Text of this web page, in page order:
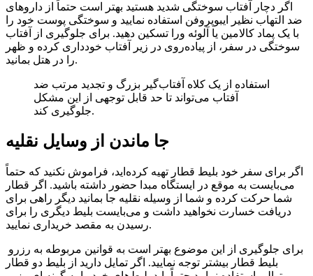
اگر دچار آفتاب سوختگی شدید هستید بهتر است حتماً از داروهای
ضد التهاب نظیر ایبوپروفن استفاده نمایید و سوختگی پوست خود را
با یک پماد کالامین یا آلوئه ورا تسکین دهید. برای جلوگیری از آفتاب
سوختگی در سفر، از پیاده‌روی در زیر آفتاب خودداری کرده و ظهر
را در هتل بمانید.
استفاده از یک کلاه آفتاب‌گیر بزرگ و تجدید مرتب ضد
آفتاب می‌تواند تا حد قابل توجهی از این مشکل
جلوگیری کند.
جا ماندن از وسایل نقلیه
اگر برای سفر خود بلیط قطار تهیه کرده‌اید، فراموش نکنید که حتماً
می‌بایست به موقع در ایستگاه مبدا حضور داشته باشید. اگر قطار
شما حرکت کرده و شما از وسیله نقلیه جا بمانید دیگر راهی برای
دریافت خسارت نخواهید داشت و می‌بایست بلیط دیگری را برای
رسیدن به مقصد خریداری نمایید.
بلیط قطار بیشتر توجه نمایید. اگر تمایل دارید از بلیط دو قطار